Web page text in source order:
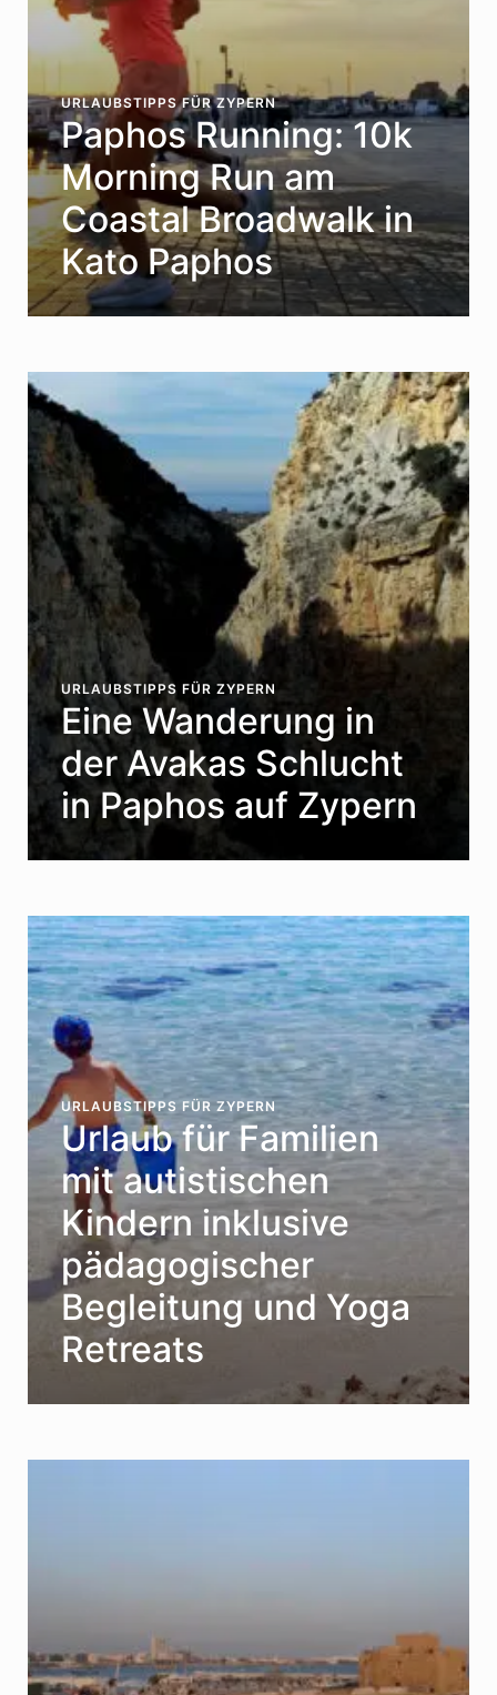
URLAUBSTIPPS FÜR ZYPERN
Paphos Running: 10k
Morning Run am
Coastal Broadwalk in
Kato Paphos
URLAUBSTIPPS FÜR ZYPERN
Eine Wanderung in
der Avakas Schlucht
in Paphos auf Zypern
URLAUBSTIPPS FÜR ZYPERN
Urlaub für Familien
mit autistischen
Kindern inklusive
pädagogischer
Begleitung und Yoga
Retreats